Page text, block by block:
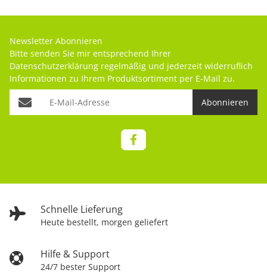
Schnelle Lieferung
Heute bestellt, morgen geliefert
Hilfe & Support
24/7 bester Support
Newsletter Abonnieren
Bitte senden Sie mir entsprechend Ihrer
Datenschutzerklärung regelmäßig und jederzeit widerruflich
Informationen zu Ihrem Produktsortiment per E-Mail zu.
Abonnieren